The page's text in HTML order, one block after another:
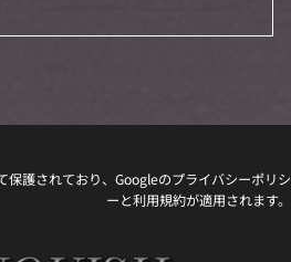
保護されており、Googleのプライバシーポリシ
ーと利用規約が適用されます。